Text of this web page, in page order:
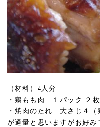
（材料）4人分
・鶏もも肉 １パック ２枚
・焼肉のたれ 大さじ４（
が適量と思いますがお好み